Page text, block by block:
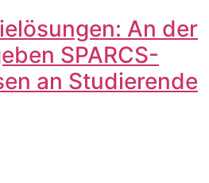
An der
SPARCS-
an Studierende